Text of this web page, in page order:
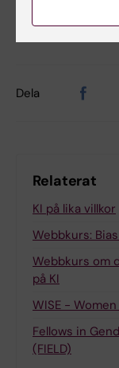
Dela
Relaterat
KI på lika villkor
Webbkurs:
Webbkurs om
på KI
WISE -
Fellows in
(FIELD)